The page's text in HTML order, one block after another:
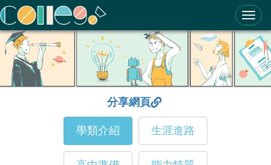
ColleGo! 大學選才與高中育才輔助系統
分享網頁
學類介紹 生涯進路